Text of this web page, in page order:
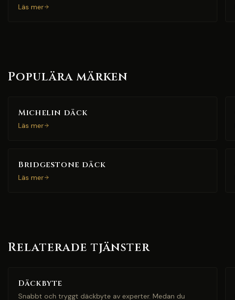
Läs mer
Populära märken
Michelin däck
Läs mer
Bridgestone däck
Läs mer
Relaterade tjänster
Däckbyte
Snabbt och tryggt däckbyte av experter. Medan du